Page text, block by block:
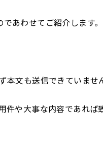
あわせてご紹介します。
文も送信できていませ
件や大事な内容であれば